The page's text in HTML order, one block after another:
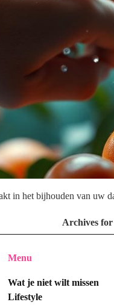
in het bijhouden van uw
Archives for
Menu
Wat je niet wilt missen
Lifestyle